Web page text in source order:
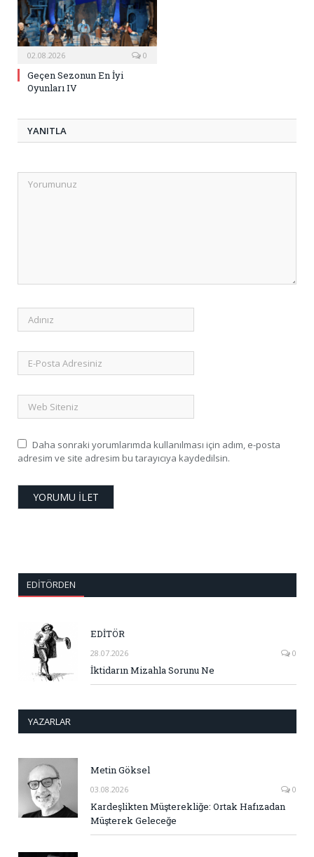
02.08.2026 0
Geçen Sezonun En İyi
Oyunları IV
YANITLA
Daha sonraki yorumlarımda kullanılması için adım, e-posta
adresim ve site adresim bu tarayıcıya kaydedilsin.
EDITÖRDEN
EDİTÖR
28.07.2026 0
İktidarın Mizahla Sorunu Ne
YAZARLAR
Metin Göksel
03.08.2026 0
Kardeşlikten Müşterekliğe: Ortak Hafızadan
Müşterek Geleceğe